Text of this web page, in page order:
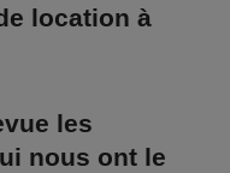
location à
les
nous ont le